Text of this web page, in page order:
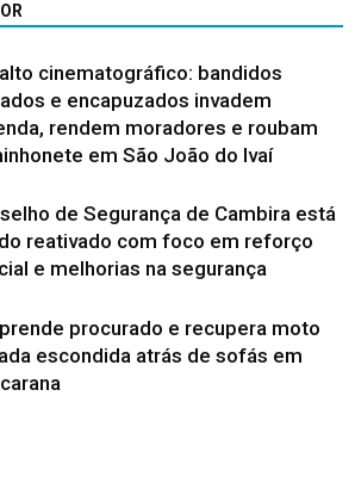
cinematográfico: bandidos
e encapuzados invadem
rendem moradores e roubam
em São João do Ivaí
de Segurança de Cambira está
reativado com foco em reforço
e melhorias na segurança
procurado e recupera moto
escondida atrás de sofás em